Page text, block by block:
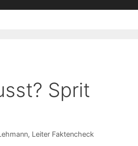
Sprit
, Leiter Faktencheck